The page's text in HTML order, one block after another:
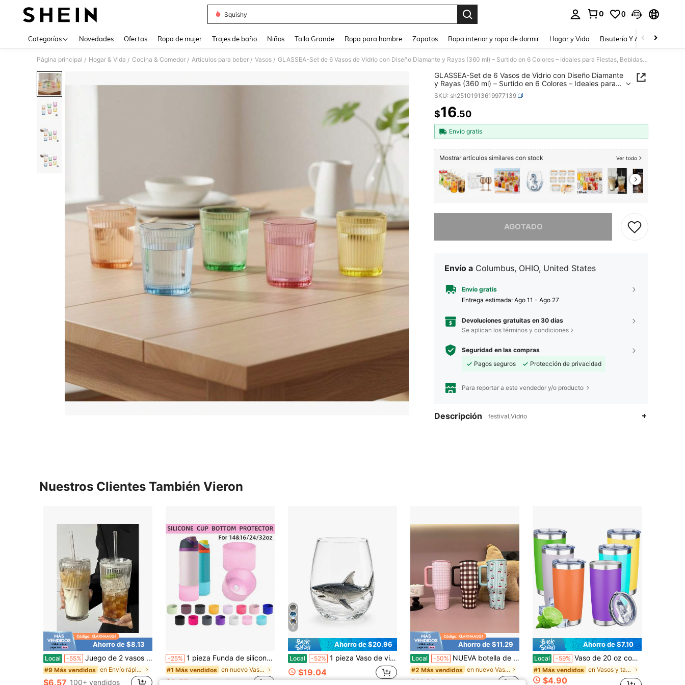
Squishy
0 0
Categorías Novedades Ofertas Ropa de mujer Trajes de baño Niños Talla Grande Ropa para hombre Zapatos Ropa interior y ropa de dormir Hogar y Vida Bisutería Y Accesorios
Página principal / Hogar & Vida / Cocina & Comedor / Artículos para beber / Vasos / GLASSEA-Set de 6 Vasos de Vidrio con Diseño Diamante y Rayas (360 ml) – Surtido en 6 Colores – Ideales para Fiestas, Bebidas Frías y Decoración del Hogar
GLASSEA-Set de 6 Vasos de Vidrio con Diseño Diamante
y Rayas (360 ml) – Surtido en 6 Colores – Ideales para
Fiestas, Bebidas Frías y Decoración del Hogar
SKU: sh25101913619977139
PRICE AND AVAILABILITY
$16.50
Envío gratis
Mostrar artículos similares con stock Ver todo
AGOTADO
Lo sentimos, este producto está agotado.
Envío a Columbus, OHIO, United States
Envío gratis
Entrega estimada: Ago 11 - Ago 27
Devoluciones gratuitas en 30 días
Se aplican los términos y condiciones
Seguridad en las compras
Pagos seguros
Protección de privacidad
Para reportar a este vendedor y/o producto
Descripción festival,Vidrio
Nuestros Clientes También Vieron
Ahorro de $8.13
Local -55% Juego de 2 vasos de vidrio acanalados de 20 oz con tapa y pajitas - Invertidos a prueba de fugas para café helado, batidos y cócteles - Juego de vasos y tazas de vidrio duradero.
#9 Más vendidos en Envío rápido Vasos Para Beber
$6.57 100+ vendidos
-25% 1 pieza Funda de silicona para taza - Cubierta protectora antideslizante para botellas de agua, se ajusta a botellas de agua de 14/16 oz, 24 oz, 32 oz, 40 oz, ideal para fiestas festivas, regalos y decoración del hogar - Accesorios para tazas
#1 Más vendidos en nuevo Vasos
$2.55 1.7k+ vendidos
8
Ahorro de $20.96
Local -52% 1 pieza Vaso de vidrio de Halloween hecho a mano con diseño 3D de calabaza, gato negro, fantasma y telaraña, vaso transparente, vajilla para fiesta de Halloween, regalo de decoración para el hogar en vacaciones
$19.04
Ahorro de $11.29
Local -50% NUEVA botella de agua de 946 ml/1119 ml con asa y pajita abatible - Cabe en el portavasos, vaso resistente a fugas - Base reutilizable de acero inoxidable y goma con aislamiento - Regalos para mujeres y hombres
#2 Más vendidos en nuevo Vasos
$11.21 100+ vendidos
Ahorro de $7.10
Local -59% Vaso de 20 oz con tapa, doble pared, aislado al vacío, taza térmica de acero inoxidable, resistente, con recubrimiento en polvo, para bebidas frías y calientes.
#1 Más vendidos en Vasos y tazas de acero inoxidable Tazas
$4.90